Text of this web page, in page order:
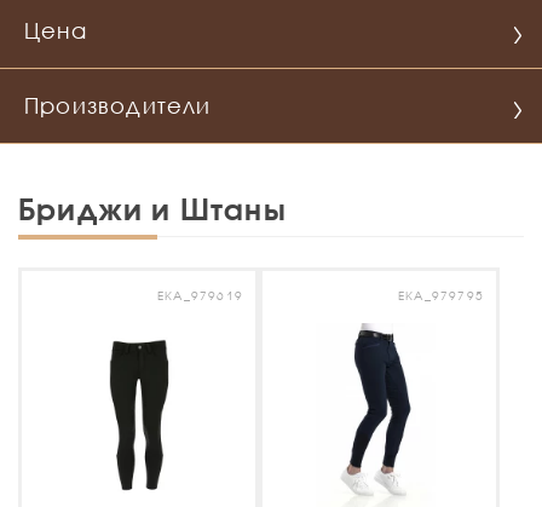
Цена
Производители
Бриджи и Штаны
EKA_979619 EKA_979795